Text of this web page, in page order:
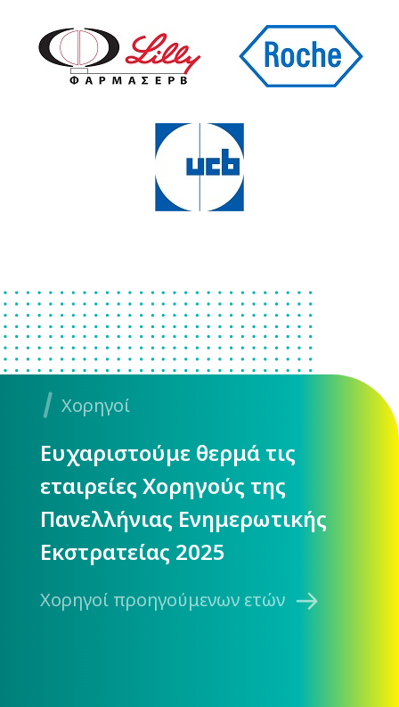
Χορηγοί
Ευχαριστούμε θερμά τις
εταιρείες Χορηγούς της
Πανελλήνιας Ενημερωτικής
Εκστρατείας 2025
Χορηγοί προηγούμενων ετών